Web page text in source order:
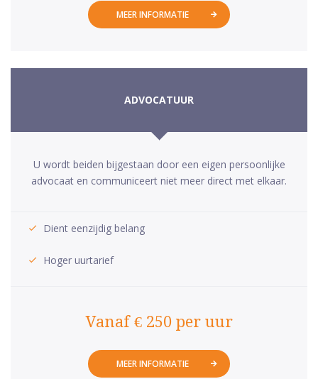
MEER INFORMATIE
ADVOCATUUR
U wordt beiden bijgestaan door een eigen persoonlijke
advocaat en communiceert niet meer direct met elkaar.
Dient eenzijdig belang
Hoger uurtarief
Vanaf € 250 per uur
MEER INFORMATIE